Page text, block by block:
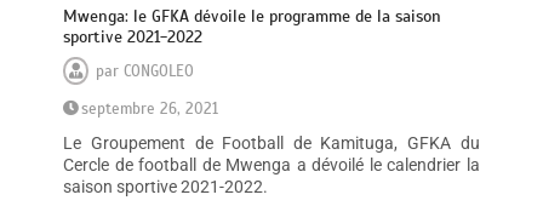
Mwenga: le GFKA dévoile le programme de la saison
sportive 2021-2022
parCONGOLEO
septembre 26, 2021
Le Groupement de Football de Kamituga, GFKA du
Cercle de football de Mwenga a dévoilé le calendrier la
saison sportive 2021-2022.